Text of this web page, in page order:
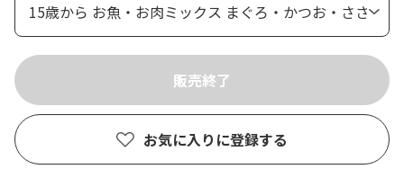
お気に入りに登録する